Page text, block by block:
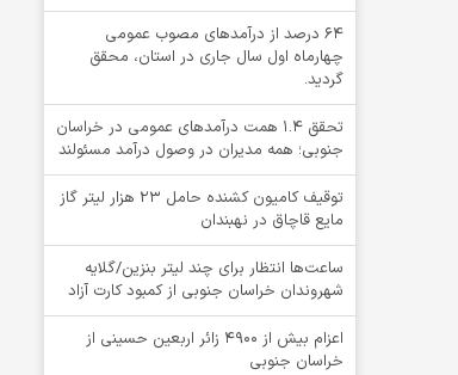
64 درصد از درآمدهای مصوب عمومی
چهارماه اول سال جاری در استان، محقق
گردید.
تحقق ۱.۴ همت درآمدهای عمومی در خراسان
جنوبی؛ همه مدیران در وصول درآمد مسئولند
توقيف کامیون کشنده حامل 23 هزار لیتر گاز
مایع قاچاق در نهبندان
ساعت‌ها انتظار برای چند لیتر بنزین/گلایه
شهروندان خراسان جنوبی از کمبود کارت آزاد
اعزام بیش از 4900 زائر اربعین حسینی از
خراسان جنوبی